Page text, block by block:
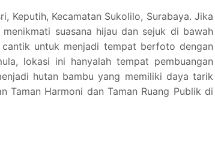
Keputih, Kecamatan Sukolilo, Surabaya. Jika
suasana hijau dan sejuk di bawah
untuk menjadi tempat berfoto dengan
lokasi ini hanyalah tempat pembuangan
hutan bambu yang memiliki daya tarik
Taman Harmoni dan Taman Ruang Publik di